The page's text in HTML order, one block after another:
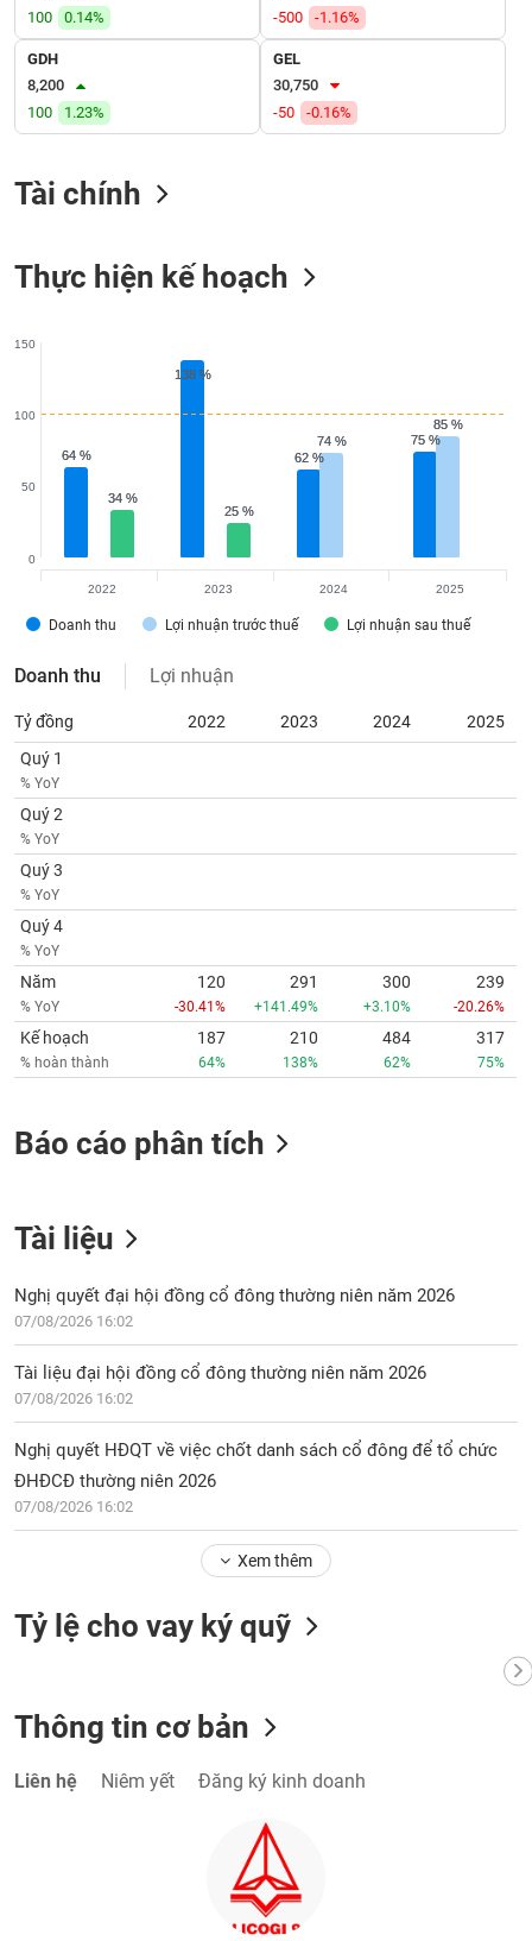
100
0.14%
-500
-1.16%
GDH
8,200
100
1.23%
GEL
30,750
-50
-0.16%
Tài chính
Thực hiện kế hoạch
64 %
64 %
138 %
138 %
62 %
62 %
75 %
75 %
74 %
74 %
85 %
85 %
34 %
34 %
25 %
25 %
Doanh thu Lợi nhuận trước thuế Lợi nhuận sau thuế
0
50
100
150
2022 2023 2024 2025
Doanh thu Lợi nhuận
Tỷ đồng 2022 2023 2024
2025
Quý 1
% YoY
Quý 2
% YoY
Quý 3
% YoY
Quý 4
% YoY
Năm
% YoY
120
-30.41%
291
+141.49%
300
+3.10%
239
-20.26%
Kế hoạch
% hoàn thành
187
64%
210
138%
484
62%
317
75%
Báo cáo phân tích
Tài liệu
Nghị quyết đại hội đồng cổ đông thường niên năm 2026
07/08/2026 16:02
Tài liệu đại hội đồng cổ đông thường niên năm 2026
07/08/2026 16:02
Nghị quyết HĐQT về việc chốt danh sách cổ đông để tổ chức
ĐHĐCĐ thường niên 2026
07/08/2026 16:02
Xem thêm
Tỷ lệ cho vay ký quỹ
Thông tin cơ bản
Liên hệ Niêm yết Đăng ký kinh doanh
ÍCH
BẤT
SẢN
chứng
khoán
Lãnh
Người nội bộ
Tin
tức
Bài
của
tác
giả
(-)
Báo
cáo
phân
tích
(-)
Thuật
ngữ
(-)
vụ
(-)
Đào
tạo
Sách
Công
Truyền
thông
chính